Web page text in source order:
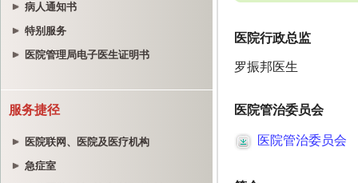
病人通知书
特别服务
医院管理局电子医生证明书
服务捷径
医院联网、医院及医疗机构
急症室